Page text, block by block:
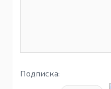
Подписка: